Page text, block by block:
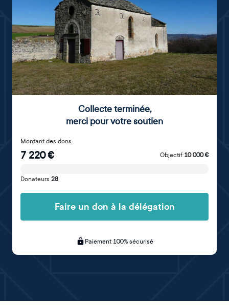
Collecte terminée,
merci pour votre soutien
Montant des dons
7 220€ Objectif 10 000€
Donateurs 28
Faire un don à la délégation
Paiement 100% sécurisé